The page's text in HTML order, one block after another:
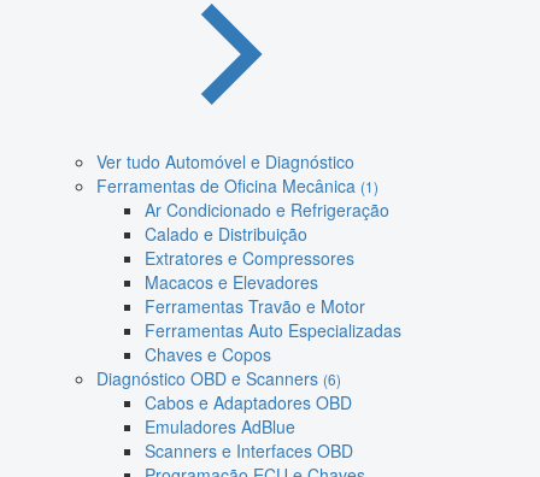
Ver tudo Automóvel e Diagnóstico
Ferramentas de Oficina Mecânica (1)
Ar Condicionado e Refrigeração
Calado e Distribuição
Extratores e Compressores
Macacos e Elevadores
Ferramentas Travão e Motor
Ferramentas Auto Especializadas
Chaves e Copos
Diagnóstico OBD e Scanners (6)
Cabos e Adaptadores OBD
Emuladores AdBlue
Scanners e Interfaces OBD